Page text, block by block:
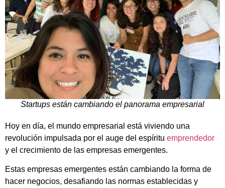
Startups están cambiando el panorama empresarial
Hoy en día, el mundo empresarial está viviendo una
revolución impulsada por el auge del espíritu emprendedor
y el crecimiento de las empresas emergentes.
Estas empresas emergentes están cambiando la forma de
hacer negocios, desafiando las normas establecidas y